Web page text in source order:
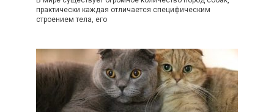
практически каждая отличается специфическим
строением тела, его